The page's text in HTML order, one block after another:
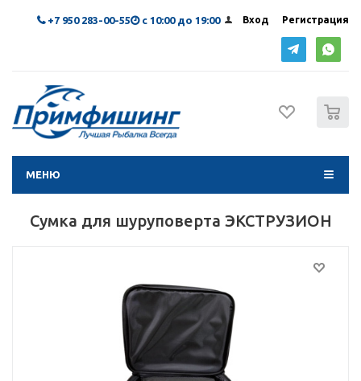
Вход Регистрация
+7 950 283-00-55 с 10:00 до 19:00
МЕНЮ
Сумка для шуруповерта ЭКСТРУЗИОН